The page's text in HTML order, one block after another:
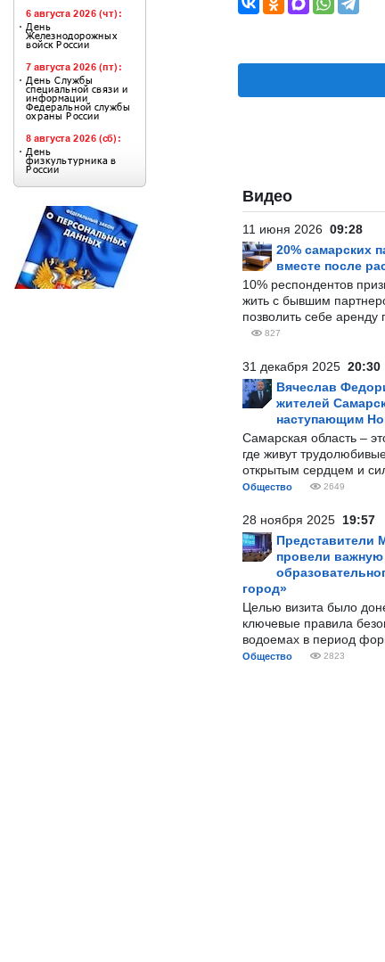
Видео
11 июня 2026 09:28
20% самарских
вместе после
10% респондентов
жить с бывшим
позволить себе аренду
827
31 декабря 2025 20:30
Вячеслав
жителей
наступающим
Самарская область –
где живут
открытым сердцем и
Общество 2649
28 ноября 2025 19:57
Представители
провели важную
город»
Целью визита было
ключевые правила
водоемах в период
Общество 2823